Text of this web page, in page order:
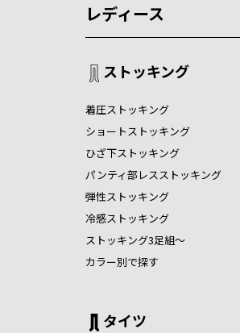
レディース
ストッキング
着圧ストッキング
ショートストッキング
ひざ下ストッキング
パンティ部レスストッキング
弾性ストッキング
冷感ストッキング
ストッキング3足組～
カラー別で探す
タイツ